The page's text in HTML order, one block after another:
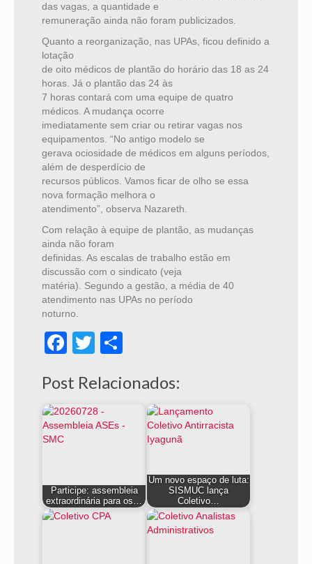
das vagas, a quantidade e
remuneração ainda não foram publicizados.
Quanto a reorganização, nas UPAs, ficou definido a
lotação
de oito médicos de plantão do horário das 18 as 24
horas. Já o plantão das 24 às
7 horas contará com uma equipe de quatro
médicos. A mudança ocorre
imediatamente sem criar ou retirar vagas nos
equipamentos. “No antigo modelo se
gerava ociosidade de médicos em alguns períodos,
além de desperdício de
recursos públicos. Vamos ficar de olho se essa
nova formação melhora o
atendimento”, observa Nazareth.
Com relação à equipe de plantão, as mudanças
ainda não foram
definidas. As escalas de trabalho estão em
discussão com o sindicato (veja
matéria). Segundo a gestão, a média de 40
atendimento nas UPAs no período
noturno.
Facebook
Twitter
Post Relacionados:
Participe: assembleia
extraordinária para os…
Um novo espaço de luta:
SISMUC lança
Coletivo…